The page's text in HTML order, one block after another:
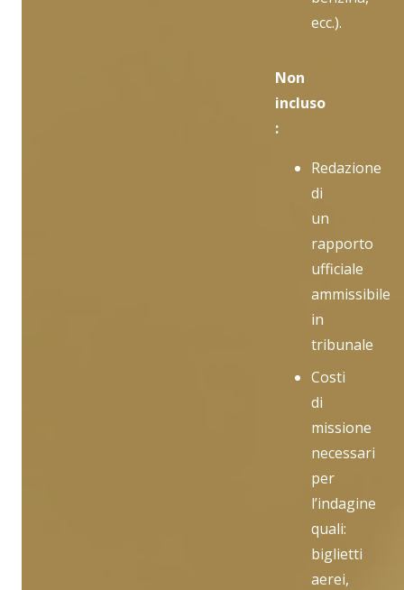
ecc.).
Non
incluso
:
Redazione
di
un
rapporto
ufficiale
ammissibile
in
tribunale
Costi
di
missione
necessari
per
l’indagine
quali:
biglietti
aerei,